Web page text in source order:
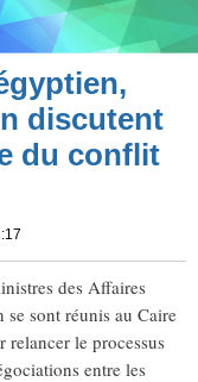
discutent
du conflit
des Affaires
sont réunis au Caire
relancer le processus
entre les